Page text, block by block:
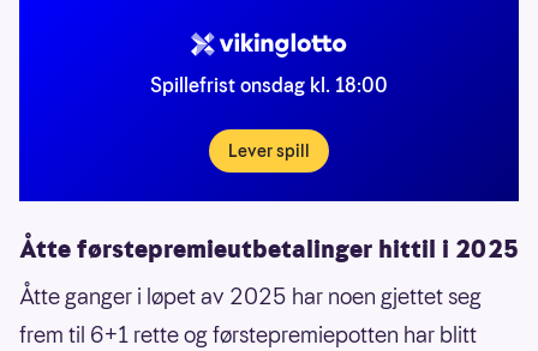
Spillefrist onsdag kl. 18:00
Lever spill
Åtte førstepremieutbetalinger hittil i 2025
Åtte ganger i løpet av 2025 har noen gjettet seg
frem til 6+1 rette og førstepremiepotten har blitt